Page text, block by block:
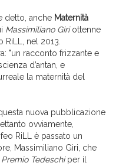
detto, anche Maternità
Massimiliano Giriottenne
RiLL, nel 2013.
"un racconto frizzante e
d’antan, e
la maternità del
nuova pubblicazione
ovviamente,
RiLL è passato un
Massimiliano Giri, che
Premio Tedeschiper il